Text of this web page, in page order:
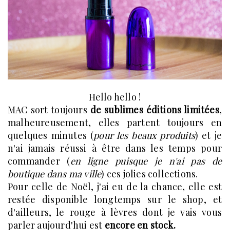
Hello hello !
MAC sort toujours de sublimes éditions limitées,
malheureusement, elles partent toujours en
quelques minutes (pour les beaux produits) et je
n'ai jamais réussi à être dans les temps pour
commander (en ligne puisque je n'ai pas de
boutique dans ma ville) ces jolies collections.
Pour celle de Noël, j'ai eu de la chance, elle est
restée disponible longtemps sur le shop, et
d'ailleurs, le rouge à lèvres dont je vais vous
parler aujourd'hui est encore en stock.